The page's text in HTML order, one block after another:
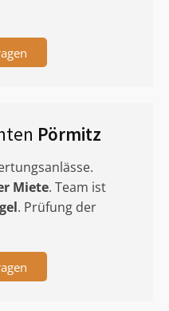
Pörmitz
Miete. Team ist
. Prüfung der